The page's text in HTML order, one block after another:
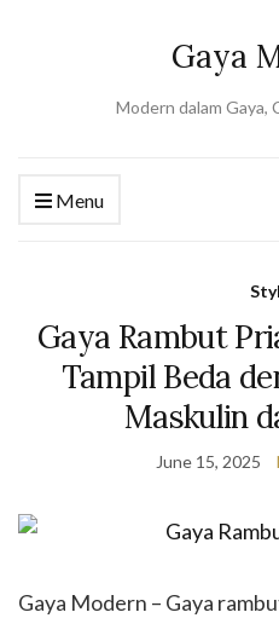
Gaya
Modern dalam Gaya,
Menu
Gaya Rambut
Tampil Beda
Maskulin
June 15, 2025
Gaya Modern – Gaya